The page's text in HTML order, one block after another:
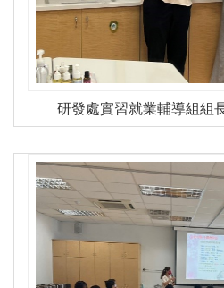
研發處實習就業輔導組組